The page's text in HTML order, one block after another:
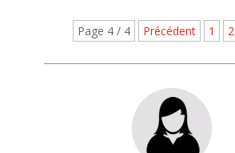
Page 4 / 4 Précédent 1 2